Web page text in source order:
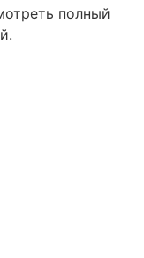
полный